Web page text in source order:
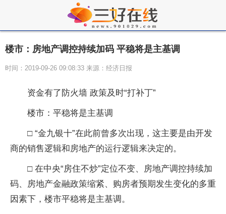
楼市：房地产调控持续加码 平稳将是主基调
时间：2019-09-26 09:08:33 来源：经济日报
资金有了防火墙 政策及时“打补丁”
楼市：平稳将是主基调
□ “金九银十”在此前曾多次出现，这主要是由开发
商的销售逻辑和房地产的运行逻辑来决定的。
□ 在中央“房住不炒”定位不变、房地产调控持续加
码、房地产金融政策缩紧、购房者预期发生变化的多重
因素下，楼市平稳将是主基调。